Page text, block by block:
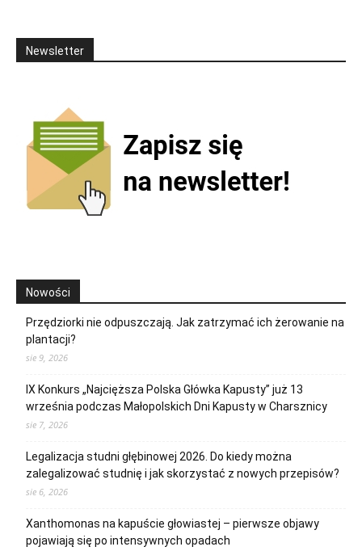
Newsletter
Nowości
Przędziorki nie odpuszczają. Jak zatrzymać ich żerowanie na
plantacji?
sie 9, 2026
IX Konkurs „Najcięższa Polska Główka Kapusty” już 13
września podczas Małopolskich Dni Kapusty w Charsznicy
sie 7, 2026
Legalizacja studni głębinowej 2026. Do kiedy można
zalegalizować studnię i jak skorzystać z nowych przepisów?
sie 6, 2026
Xanthomonas na kapuście głowiastej – pierwsze objawy
pojawiają się po intensywnych opadach